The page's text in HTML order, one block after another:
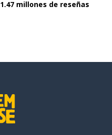
1.47 millones de reseñas